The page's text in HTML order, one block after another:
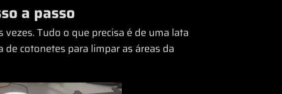
a passo
Tudo o que precisa é de uma lata
cotonetes para limpar as áreas da